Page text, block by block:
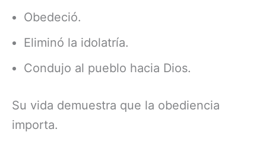
Obedeció.
Eliminó la idolatría.
Condujo al pueblo hacia Dios.
Su vida demuestra que la obediencia
importa.